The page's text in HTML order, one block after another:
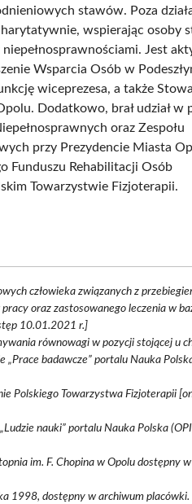
stawów. Poza
wspierając osoby
Jest
Wsparcia Osób w
wiceprezesa, a także
Dodatkowo, brał udział w
oraz Zespołu
przy Prezydencie Miasta
Funduszu Rehabilitacji Osób
Towarzystwie Fizjoterapii.
człowieka związanych z
oraz zastosowanego leczenia w
10.01.2021 r.]
równowagi w pozycji stojącej u
„Prace badawcze” portalu Nauka
Polskiego Towarzystwa Fizjoterapii
nauki” portalu Nauka Polska
im. F. Chopina w Opolu dostępny
1998, dostępny w archiwum placówki.